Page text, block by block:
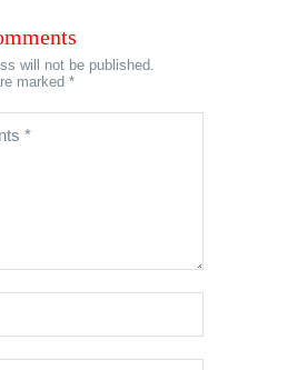
will not be published.
marked *